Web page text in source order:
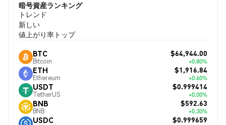
暗号資産ランキング
トレンド
新しい
値上がり率トップ
BTC
Bitcoin
$64,944.00
+0.80%
ETH
Ethereum
$1,916.84
+0.60%
USDT
TetherUS
$0.999414
+0.00%
BNB
BNB
$592.63
+0.30%
USDC $0.999659